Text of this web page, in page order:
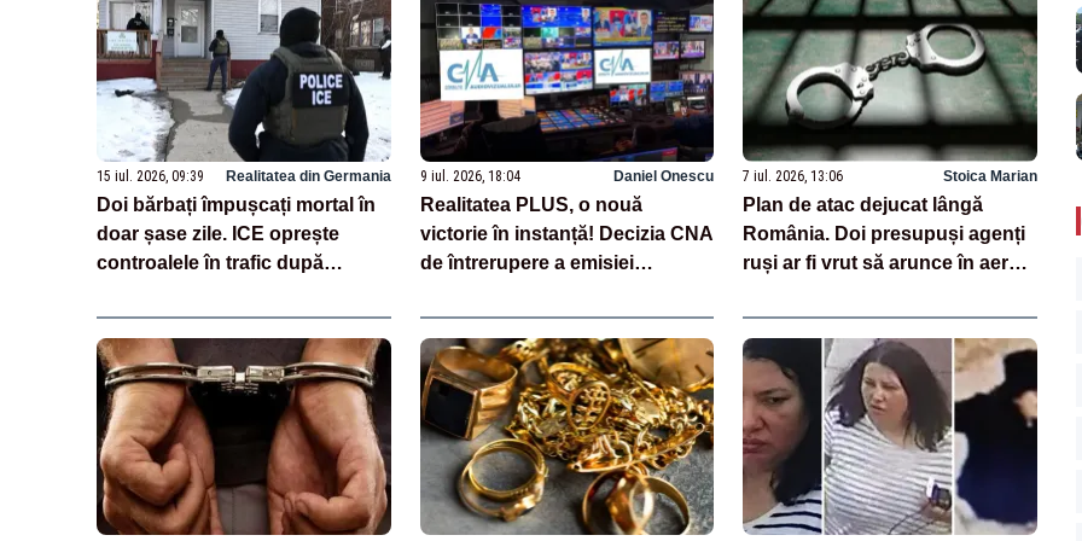
15 iul. 2026, 09:39 Realitatea din Germania
Doi bărbați împușcați mortal în
doar șase zile. ICE oprește
controalele în trafic după
agenților
9 iul. 2026, 18:04 Daniel Onescu
Realitatea PLUS, o nouă
victorie în instanță! Decizia CNA
de întrerupere a emisiei
suspendată de judecători
7 iul. 2026, 13:06 Stoica Marian
Plan de atac dejucat lângă
România. Doi presupuși agenți
ruși ar fi vrut să arunce în aer
Germania